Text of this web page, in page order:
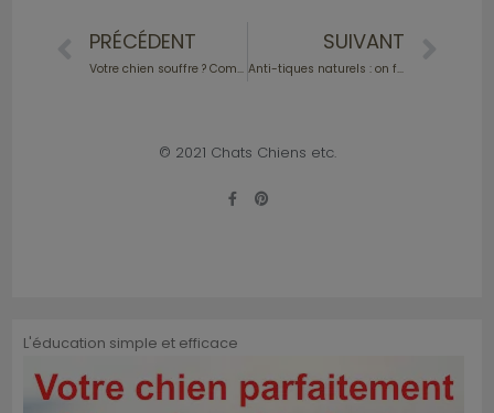
PRÉCÉDENT
Votre chien souffre ? Comment le savoir ?
SUIVANT
Anti-tiques naturels : on fait le point sur ce qui existe !
© 2021 Chats Chiens etc.
L'éducation simple et efficace